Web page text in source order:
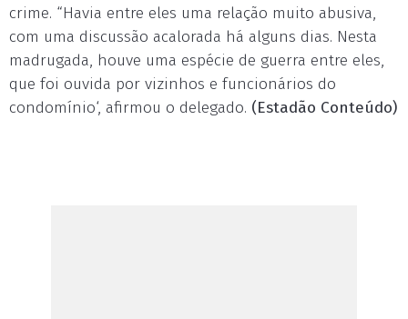
crime. “Havia entre eles uma relação muito abusiva,
com uma discussão acalorada há alguns dias. Nesta
madrugada, houve uma espécie de guerra entre eles,
que foi ouvida por vizinhos e funcionários do
condomínio‘, afirmou o delegado. (Estadão Conteúdo)